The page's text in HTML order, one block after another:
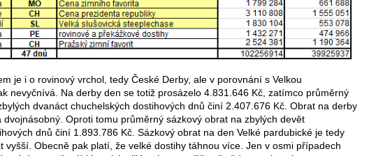
je i o rovinový vrchol, tedy České Derby, ale v porovnání s Velkou
nevyčnívá. Na derby den se totiž prosázelo 4.831.646 Kč, zatímco průměrný
dvanáct chuchelských dostihových dnů činí 2.407.676 Kč. Obrat na derby
dvojnásobný. Oproti tomu průměrný sázkový obrat na zbylých devět
dnů činí 1.893.786 Kč. Sázkový obrat na den Velké pardubické je tedy
vyšší. Obecně pak platí, že velké dostihy táhnou více. Jen v osmi případech